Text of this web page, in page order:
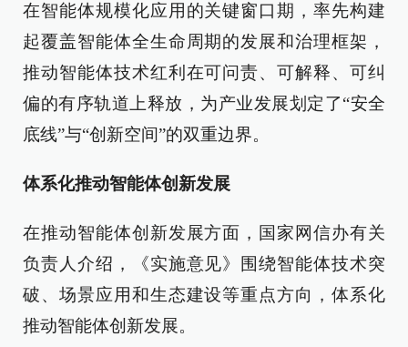
在智能体规模化应用的关键窗口期，率先构建
起覆盖智能体全生命周期的发展和治理框架，
推动智能体技术红利在可问责、可解释、可纠
偏的有序轨道上释放，为产业发展划定了“安全
底线”与“创新空间”的双重边界。
体系化推动智能体创新发展
在推动智能体创新发展方面，国家网信办有关
负责人介绍，《实施意见》围绕智能体技术突
破、场景应用和生态建设等重点方向，体系化
推动智能体创新发展。